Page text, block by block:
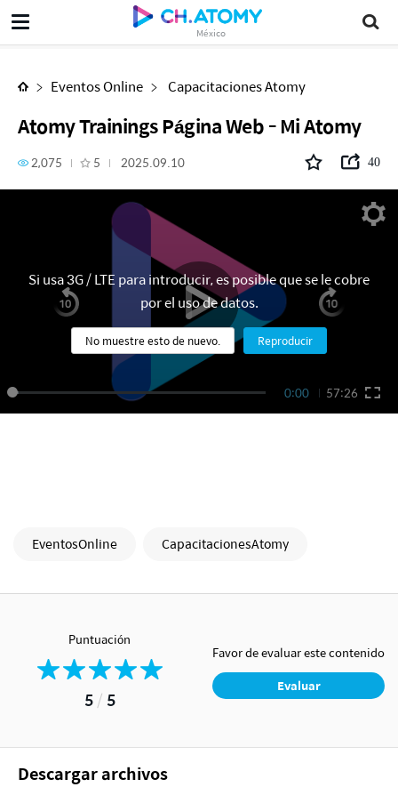
México
Atomy Trainings Página Web - Mi Atomy
Eventos Online Capacitaciones Atomy
Atomy Trainings Página Web - Mi Atomy
2,075 5 2025.09.10 40
0:00 57:26
Si usa 3G / LTE para introducir, es posible que se le cobre
por el uso de datos.
No muestre esto de nuevo. Reproducir
EventosOnline CapacitacionesAtomy
Puntuación
5/ 5
Favor de evaluar este contenido
Evaluar
Descargar archivos